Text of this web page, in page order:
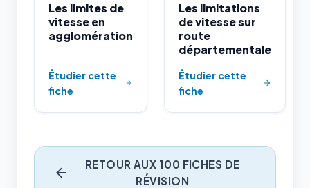
Les limites de
vitesse en
agglomération
Étudier cette
fiche
Les limitations
de vitesse sur
route
départementale
Étudier cette
fiche
RETOUR AUX 100 FICHES DE
RÉVISION